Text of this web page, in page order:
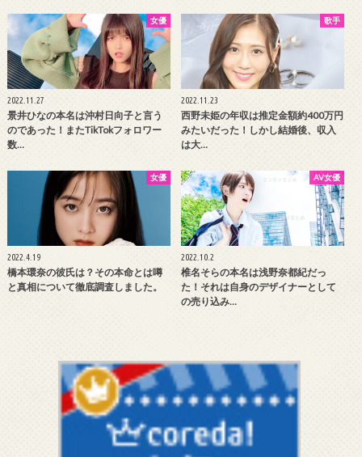
女優
2022.11.27
景井ひなの本名は沖村日向子と言う
のであった！またTikTokフォロワー
数…
歌手
2022.11.23
西野未姫の年収は推定金額約400万円
みたいだった！しかし結婚後、収入
は大…
女優
2022.4.19
橋本環奈の彼氏は？その本命とは噂
と真相について徹底調査しました。
AV女優
2022.10.2
椎名そらの本名は浅野奈都紀だっ
た！それは自身のデザイナーとして
の売り込み…